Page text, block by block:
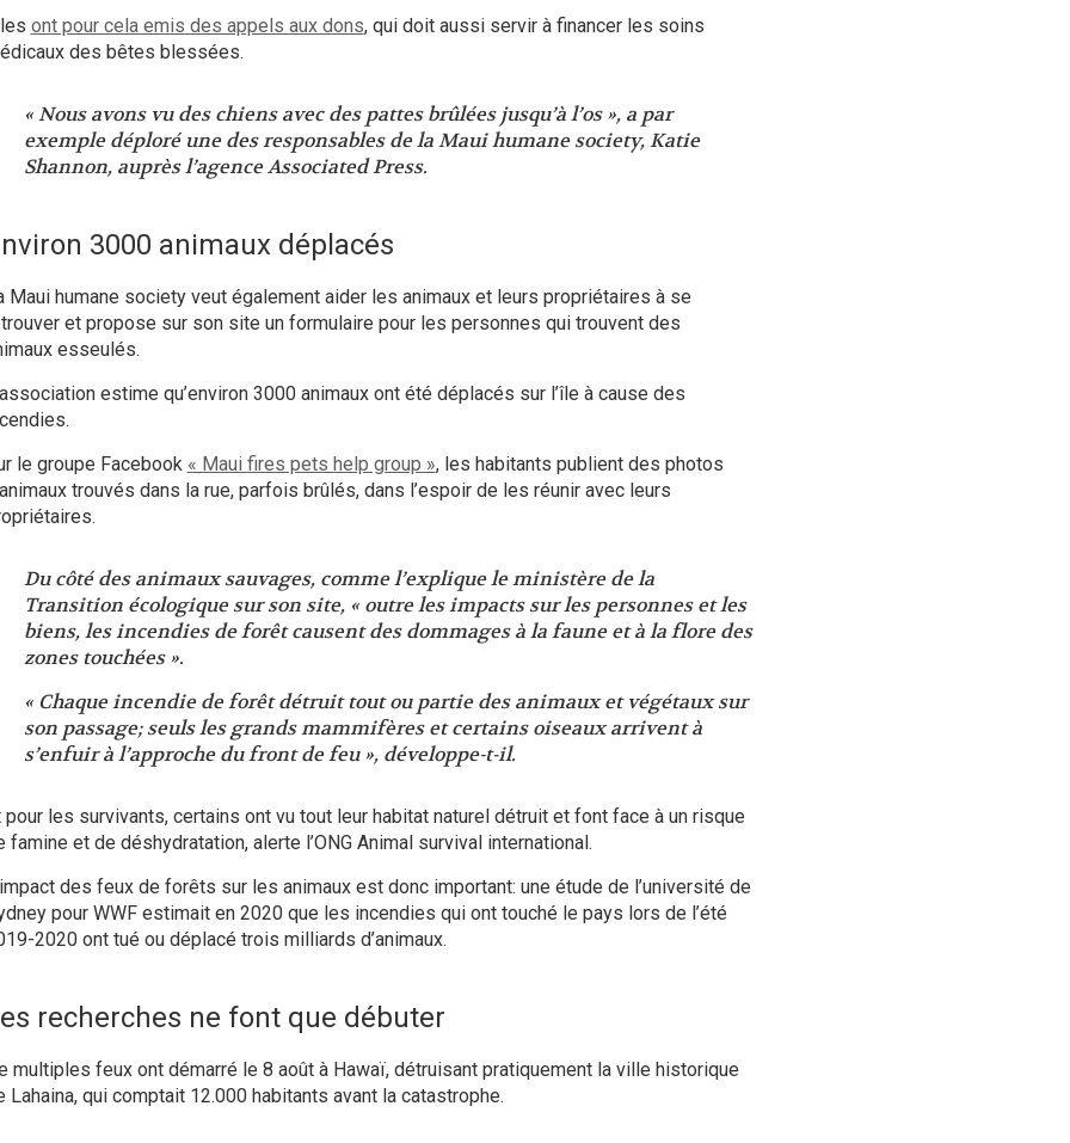
ont pour cela emis des appels aux dons, qui doit aussi servir à financer les soins
des bêtes blessées.
« Nous avons vu des chiens avec des pattes brûlées jusqu’à l’os », a par
exemple déploré une des responsables de la Maui humane society, Katie
Shannon, auprès l’agenceAssociatedPress.
3000 animaux déplacés
Maui humane society veut également aider les animaux et leurs propriétaires à se
et propose sur son site un formulaire pour les personnes qui trouvent des
esseulés.
estime qu’environ 3000 animaux ont été déplacés sur l’île à cause des
le groupe Facebook « Maui fires pets help group », les habitants publient des photos
trouvés dans la rue, parfois brûlés, dans l’espoir de les réunir avec leurs
Du côté des animaux sauvages, comme l’explique le ministère de la
Transition écologiquesur son site, « outre les impacts sur les personnes et les
biens, les incendies de forêt causent des dommages à la faune et à la flore des
zones touchées ».
« Chaque incendie de forêt détruit tout ou partie des animaux et végétaux sur
son passage; seuls les grands mammifères et certains oiseaux arrivent à
s’enfuir à l’approche du front de feu », développe-t-il.
pour les survivants, certains ont vu tout leur habitat naturel détruit et font face à un risque
famine et de déshydratation, alerte l’ONG Animal survival international.
des feux de forêts sur les animaux est donc important: une étude de l’université de
pour WWF estimait en 2020 que les incendies qui ont touché le pays lors de l’été
2020 ont tué ou déplacé trois milliards d’animaux.
recherches ne font que débuter
multiples feux ont démarré le 8 août à Hawaï, détruisant pratiquement la ville historique
Lahaina, qui comptait 12.000 habitants avant la catastrophe.